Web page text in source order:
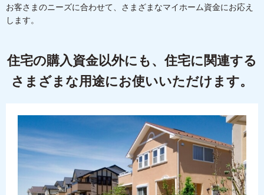
お客さまのニーズに合わせて、さまざまなマイホーム資金にお応え
します。
住宅の購入資金以外にも、住宅に関連する
さまざまな用途にお使いいただけます。